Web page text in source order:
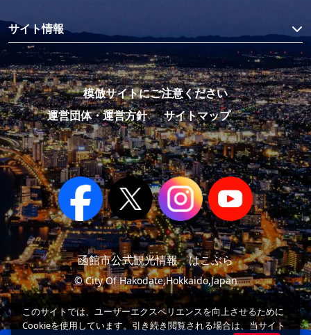
サイト情報
模倣サイトにご注意ください
運営団体・運営方針
サイトマップ
函館市公式観光情報 はこぶら
© City Of Hakodate,Hokkaido,Japan
このサイトでは、ユーザーエクスペリエンスを向上させるために
Cookieを使用しています。引き続き閲覧される場合は、当サイト